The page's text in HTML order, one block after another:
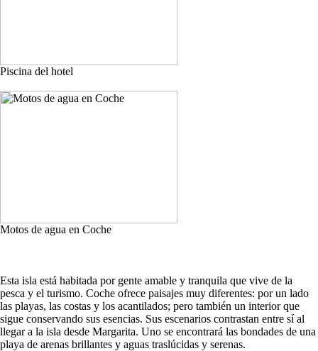
Piscina del hotel
Motos de agua en Coche
Esta isla está habitada por gente amable y tranquila que vive de la
pesca y el turismo. Coche ofrece paisajes muy diferentes: por un lado
las playas, las costas y los acantilados; pero también un interior que
sigue conservando sus esencias. Sus escenarios contrastan entre sí al
llegar a la isla desde Margarita. Uno se encontrará las bondades de una
playa de arenas brillantes y aguas traslúcidas y serenas.